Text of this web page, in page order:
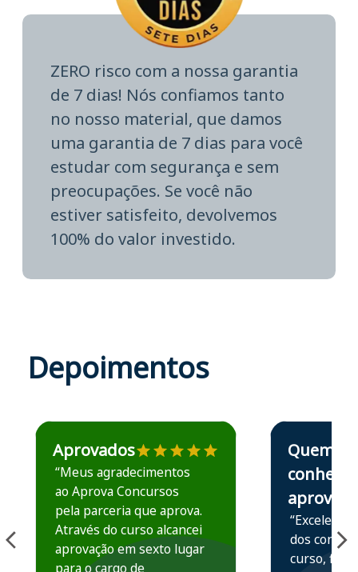
ZERO risco com a nossa garantia
de 7 dias! Nós confiamos tanto
no nosso material, que damos
uma garantia de 7 dias para você
estudar com segurança e sem
preocupações. Se você não
estiver satisfeito, devolvemos
100% do valor investido.
Depoimentos
Estudante José recomenda o Aprova Concursos em
Aprovados
“Meus agradecimentos
ao Aprova Concursos
pela parceria que aprova.
Através do curso alcancei
aprovação em sexto lugar
para o cargo de
Estudante Elais
Quem
conhece,
aprova
“Excelente
dos
curso,